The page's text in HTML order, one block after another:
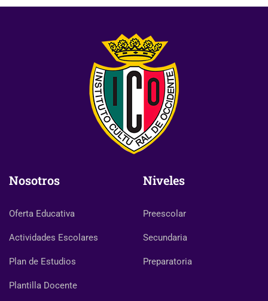
Nosotros
Oferta Educativa
Actividades Escolares
Plan de Estudios
Plantilla Docente
Niveles
Preescolar
Secundaria
Preparatoria